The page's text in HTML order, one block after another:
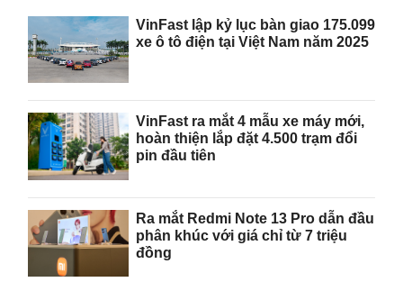
VinFast lập kỷ lục bàn giao 175.099
xe ô tô điện tại Việt Nam năm 2025
VinFast ra mắt 4 mẫu xe máy mới,
hoàn thiện lắp đặt 4.500 trạm đổi
pin đầu tiên
Ra mắt Redmi Note 13 Pro dẫn đầu
phân khúc với giá chỉ từ 7 triệu
đồng